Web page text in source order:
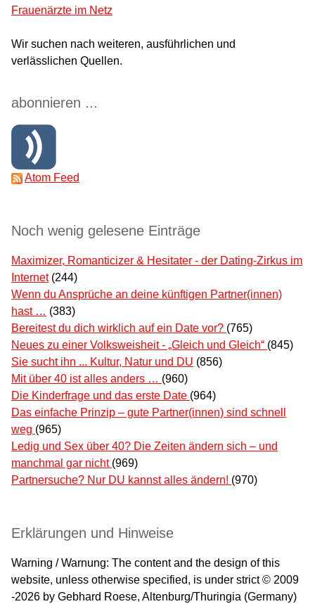
Frauenärzte im Netz
Wir suchen nach weiteren, ausführlichen und
verlässlichen Quellen.
abonnieren ...
Atom Feed
Noch wenig gelesene Einträge
Maximizer, Romanticizer & Hesitater - der Dating-Zirkus im
Internet (244)
Wenn du Ansprüche an deine künftigen Partner(innen)
hast … (383)
Bereitest du dich wirklich auf ein Date vor? (765)
Neues zu einer Volksweisheit - „Gleich und Gleich“ (845)
Sie sucht ihn ... Kultur, Natur und DU (856)
Mit über 40 ist alles anders … (960)
Die Kinderfrage und das erste Date (964)
Das einfache Prinzip – gute Partner(innen) sind schnell
weg (965)
Ledig und Sex über 40? Die Zeiten ändern sich – und
manchmal gar nicht (969)
Partnersuche? Nur DU kannst alles ändern! (970)
Erklärungen und Hinweise
Warning / Warnung: The content and the design of this
website, unless otherwise specified, is under strict © 2009
-2026 by Gebhard Roese, Altenburg/Thuringia (Germany)